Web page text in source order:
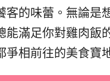
客的味蕾。無論是
能滿足你對雞肉飯
相前往的美食寶